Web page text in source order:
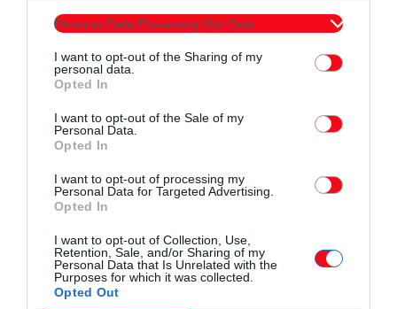
Personal Data Processing Opt Outs
I want to opt-out of the Sharing of my
personal data.
Opted In
I want to opt-out of the Sale of my
Personal Data.
Opted In
I want to opt-out of processing my
Personal Data for Targeted Advertising.
Opted In
I want to opt-out of Collection, Use,
Retention, Sale, and/or Sharing of my
Personal Data that Is Unrelated with the
Purposes for which it was collected.
Opted Out